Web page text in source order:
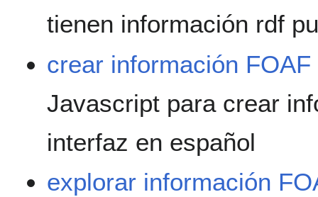
tienen información rdf
crear información FOAF
Javascript para crear
interfaz en español
explorar información